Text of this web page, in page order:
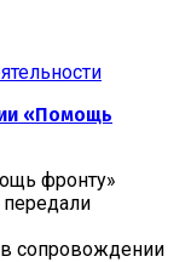
«Помощь
фронту»
сопровождении